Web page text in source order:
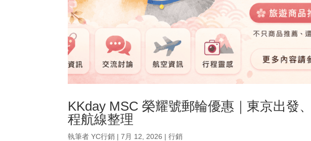
KKday MSC 榮耀號郵輪優惠｜東京出發
程航線整理
執筆者YC行銷 |7月 12, 2026 |行銷